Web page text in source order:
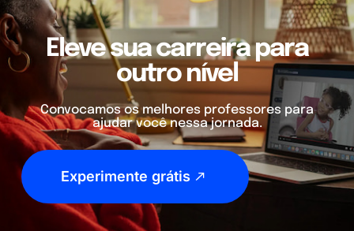
Eleve sua carreira para
outro nível
Convocamos os melhores professores para
ajudar você nessa jornada.
Experimente grátis